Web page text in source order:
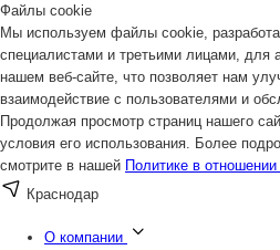
Файлы cookie
Мы используем файлы cookie,
специалистами и третьими лицами, для
нашем веб-сайте, что позволяет нам
взаимодействие с пользователями и
Продолжая просмотр страниц нашего
условия его использования. Более
смотрите в нашей Политике в
Краснодар
О компании